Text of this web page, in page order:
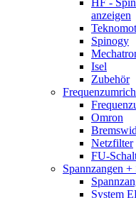
HF -
anzeigen
Spinogy
Isel
Zubehör
Omron
Netzfilter
FU-
Spannzangen +
System